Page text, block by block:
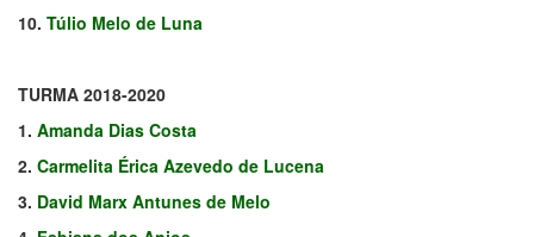
10. Túlio Melo de Luna
TURMA 2018-2020
1. Amanda Dias Costa
2. Carmelita Érica Azevedo de Lucena
3. David Marx Antunes de Melo